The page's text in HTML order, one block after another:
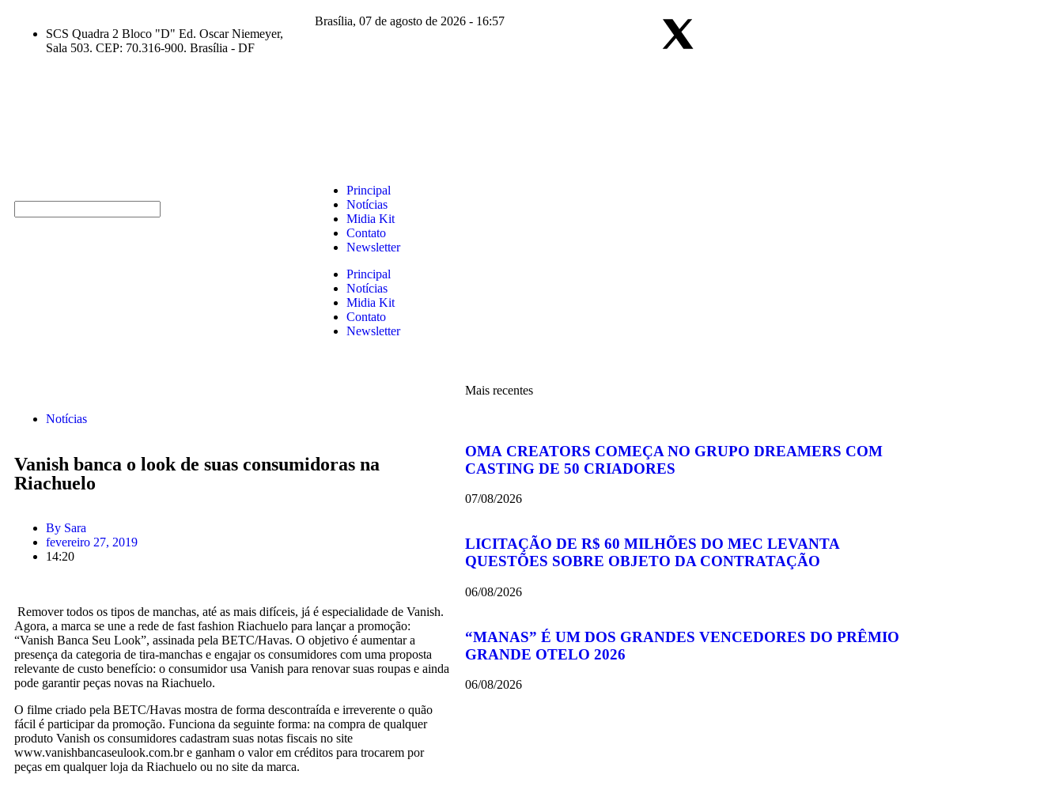
SCS Quadra 2 Bloco "D" Ed. Oscar Niemeyer,
Sala 503. CEP: 70.316-900. Brasília - DF
Brasília, 07 de agosto de 2026 - 16:57
Principal
Notícias
Midia Kit
Contato
Newsletter
Principal
Notícias
Midia Kit
Contato
Newsletter
Notícias
Vanish banca o look de suas consumidoras na
Riachuelo
By Sara
fevereiro 27, 2019
14:20
Remover todos os tipos de manchas, até as mais difíceis, já é especialidade de Vanish.
Agora, a marca se une a rede de fast fashion Riachuelo para lançar a promoção:
“Vanish Banca Seu Look”, assinada pela BETC/Havas. O objetivo é aumentar a
presença da categoria de tira-manchas e engajar os consumidores com uma proposta
relevante de custo benefício: o consumidor usa Vanish para renovar suas roupas e ainda
pode garantir peças novas na Riachuelo.
O filme criado pela BETC/Havas mostra de forma descontraída e irreverente o quão
fácil é participar da promoção. Funciona da seguinte forma: na compra de qualquer
produto Vanish os consumidores cadastram suas notas fiscais no site
www.vanishbancaseulook.com.br e ganham o valor em créditos para trocarem por
peças em qualquer loja da Riachuelo ou no site da marca.
Mais recentes
OMA CREATORS COMEÇA NO GRUPO DREAMERS COM
CASTING DE 50 CRIADORES
07/08/2026
LICITAÇÃO DE R$ 60 MILHÕES DO MEC LEVANTA
QUESTÕES SOBRE OBJETO DA CONTRATAÇÃO
06/08/2026
“MANAS” É UM DOS GRANDES VENCEDORES DO PRÊMIO
GRANDE OTELO 2026
06/08/2026